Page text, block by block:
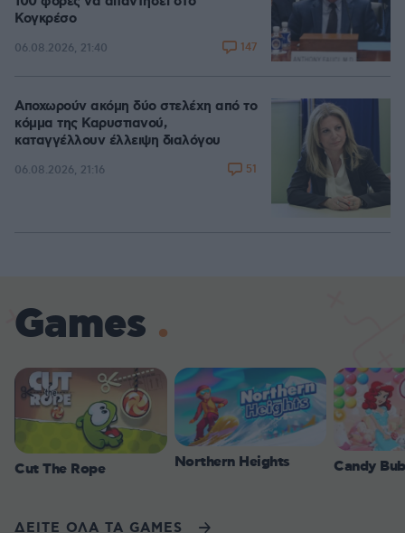
Κογκρέσο
06.08.2026, 21:40 147
Αποχωρούν ακόμη δύο στελέχη από το
κόμμα της Καρυστιανού,
καταγγέλλουν έλλειψη διαλόγου
06.08.2026, 21:16 51
Games
Cut The Rope Northern Heights Candy
ΔΕΙΤΕ ΟΛΑ ΤΑ GAMES